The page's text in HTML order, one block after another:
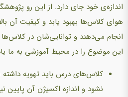
اندازه‌ی خود جای دارد. از این رو
هوای كلاس‌ها بهبود یابد و كیفیت آن
انجام می‌دهند و توانایی‌شان در
این موضوع را در محیط آموزشی به ما
كلاس‌های درس باید تهویه داشته
نشود و اندازه ‌اكسیژن آن پایین